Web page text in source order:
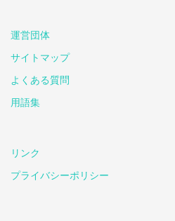
運営団体
サイトマップ
よくある質問
用語集
リンク
プライバシーポリシー